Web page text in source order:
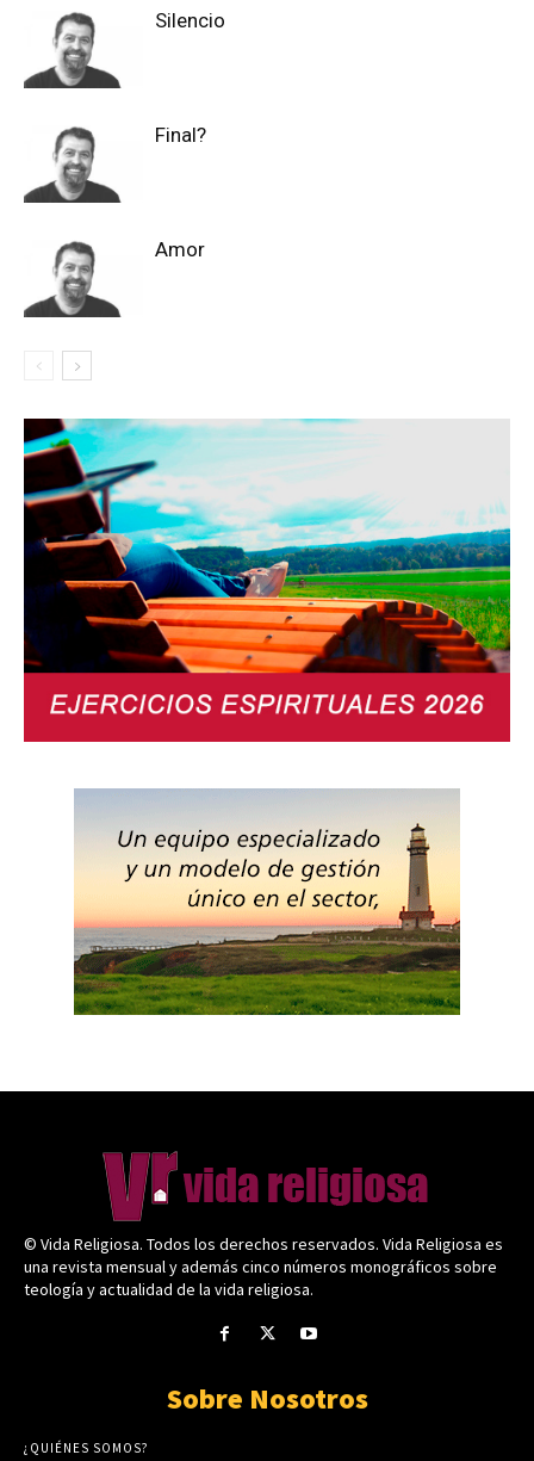
Silencio
Final?
Amor
© Vida Religiosa. Todos los derechos reservados. Vida Religiosa es
una revista mensual y además cinco números monográficos sobre
teología y actualidad de la vida religiosa.
Sobre Nosotros
¿QUIÉNES SOMOS?